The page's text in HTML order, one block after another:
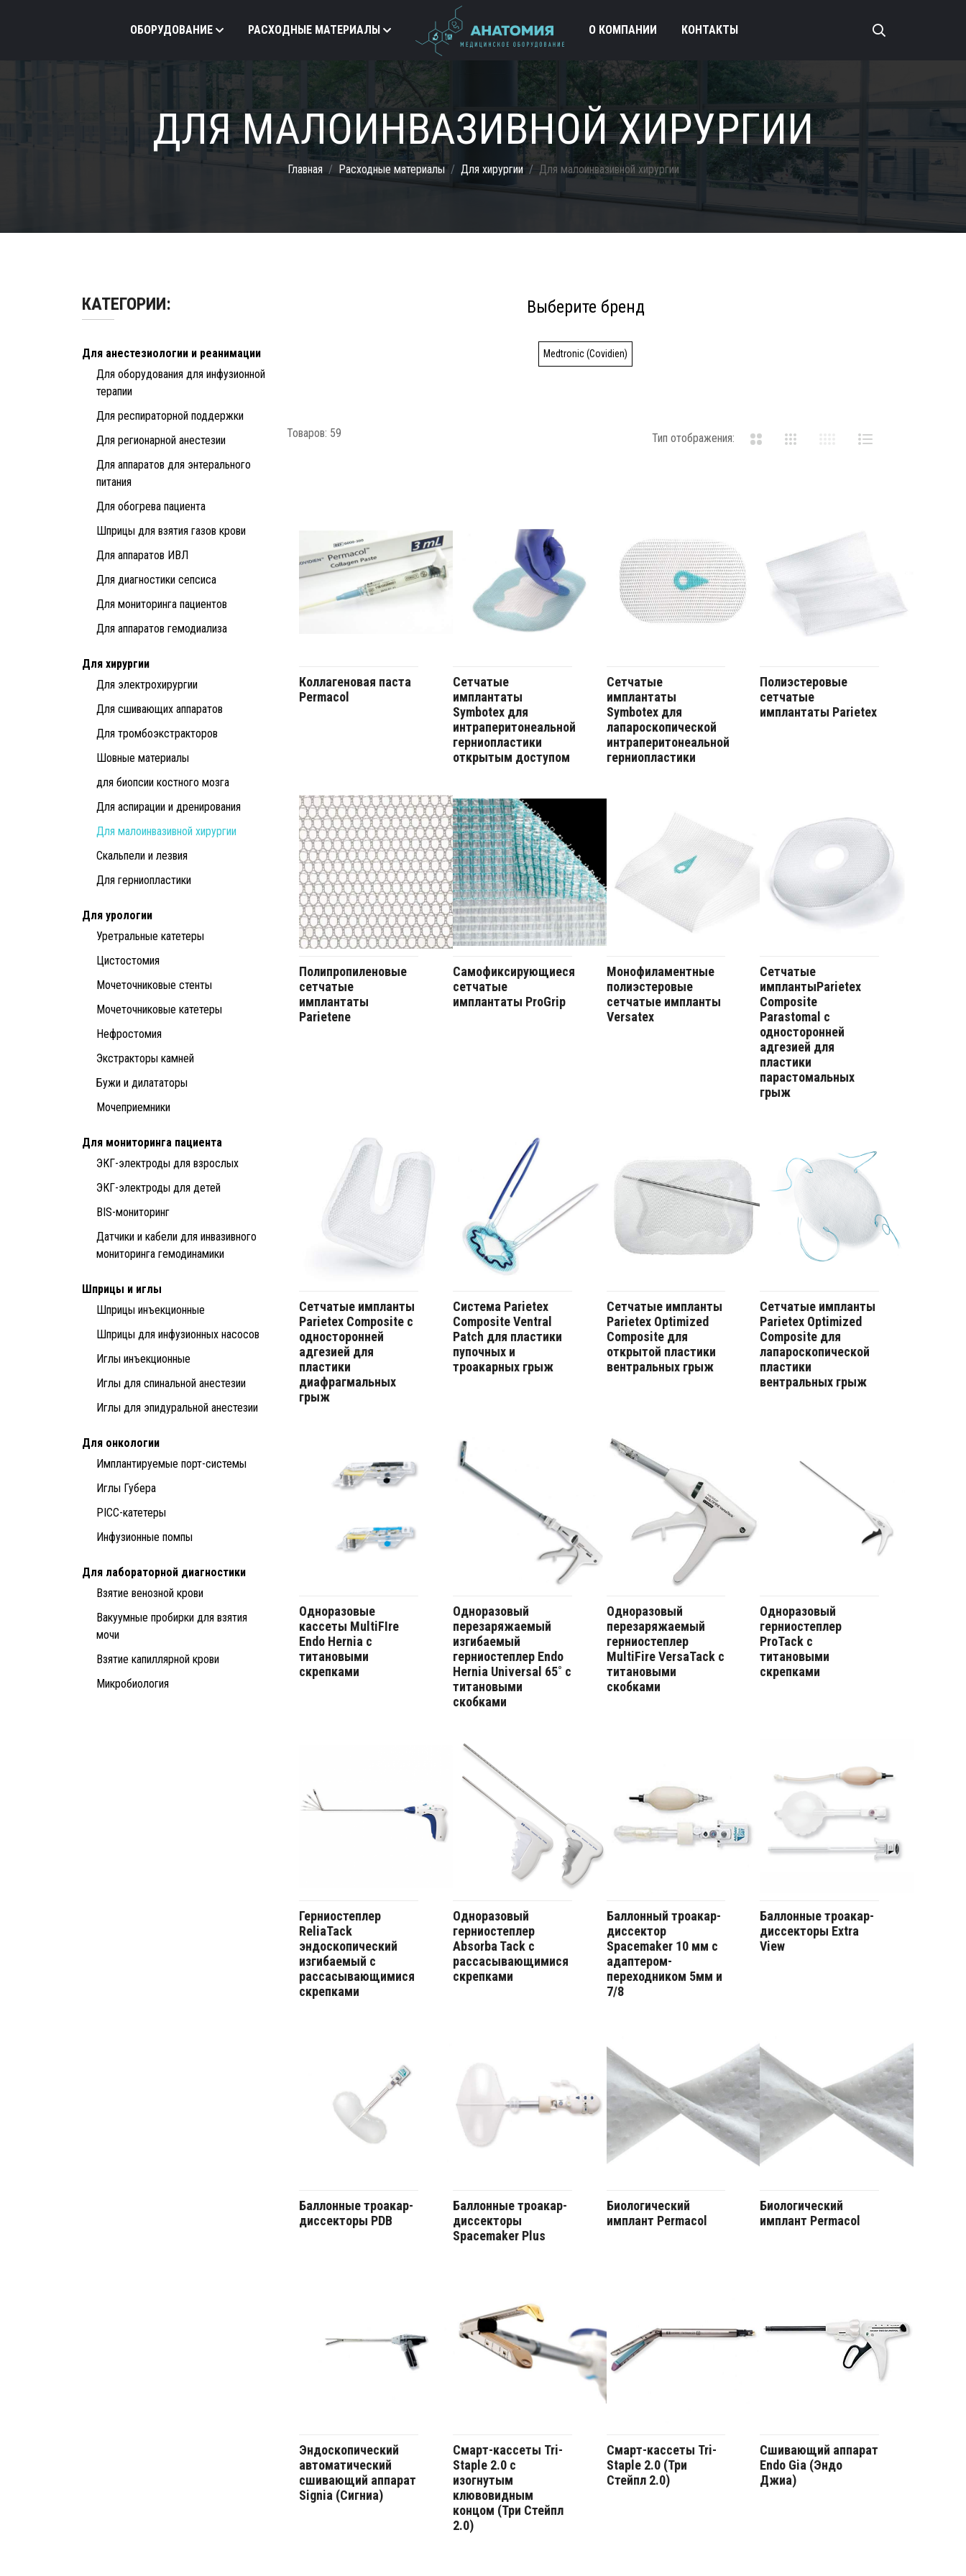
ОБОРУДОВАНИЕ РАСХОДНЫЕ МАТЕРИАЛЫ О КОМПАНИИ КОНТАКТЫ
ДЛЯ МАЛОИНВАЗИВНОЙ ХИРУРГИИ
Главная Расходные материалы Для хирургии Для малоинвазивной хирургии
КАТЕГОРИИ:
Для анестезиологии и реанимации
Для оборудования для инфузионной
терапии
Для респираторной поддержки
Для регионарной анестезии
Для аппаратов для энтерального
питания
Для обогрева пациента
Шприцы для взятия газов крови
Для аппаратов ИВЛ
Для диагностики сепсиса
Для мониторинга пациентов
Для аппаратов гемодиализа
Для хирургии
Для электрохирургии
Для сшивающих аппаратов
Для тромбоэкстракторов
Шовные материалы
для биопсии костного мозга
Для аспирации и дренирования
Для малоинвазивной хирургии
Скальпели и лезвия
Для герниопластики
Для урологии
Уретральные катетеры
Цистостомия
Мочеточниковые стенты
Мочеточниковые катетеры
Нефростомия
Экстракторы камней
Бужи и дилататоры
Мочеприемники
Для мониторинга пациента
ЭКГ-электроды для взрослых
ЭКГ-электроды для детей
BIS-мониторинг
Датчики и кабели для инвазивного
мониторинга гемодинамики
Шприцы и иглы
Шприцы инъекционные
Шприцы для инфузионных насосов
Иглы инъекционные
Иглы для спинальной анестезии
Иглы для эпидуральной анестезии
Для онкологии
Имплантируемые порт-системы
Иглы Губера
PICC-катетеры
Инфузионные помпы
Для лабораторной диагностики
Взятие венозной крови
Вакуумные пробирки для взятия
мочи
Взятие капиллярной крови
Микробиология
Выберите бренд
Medtronic (Covidien)
Товаров: 59 Тип отображения:
Коллагеновая паста
Permacol
Сетчатые
имплантаты
Symbotex для
интраперитонеальной
герниопластики
открытым доступом
Сетчатые
имплантаты
Symbotex для
лапароскопической
интраперитонеальной
герниопластики
Полиэстеровые
сетчатые
имплантаты Parietex
Полипропиленовые
сетчатые
имплантаты
Parietene
Самофиксирующиеся
сетчатые
имплантаты ProGrip
Монофиламентные
полиэстеровые
сетчатые импланты
Versatex
Сетчатые
имплантыParietex
Composite
Parastomal с
односторонней
адгезией для
пластики
парастомальных
грыж
Сетчатые импланты
Parietex Composite с
односторонней
адгезией для
пластики
диафрагмальных
грыж
Система Parietex
Composite Ventral
Patch для пластики
пупочных и
троакарных грыж
Сетчатые импланты
Parietex Optimized
Composite для
открытой пластики
вентральных грыж
Сетчатые импланты
Parietex Optimized
Composite для
лапароскопической
пластики
вентральных грыж
Одноразовые
кассеты MultiFIre
Endo Hernia с
титановыми
скрепками
Одноразовый
перезаряжаемый
изгибаемый
герниостеплер Endo
Hernia Universal 65˚ с
титановыми
скобками
Одноразовый
перезаряжаемый
герниостеплер
MultiFire VersaTack с
титановыми
скобками
Одноразовый
герниостеплер
ProTack с
титановыми
скрепками
Герниостеплер
ReliaTack
эндоскопический
изгибаемый с
рассасывающимися
скрепками
Одноразовый
герниостеплер
Absorba Tack с
рассасывающимися
скрепками
Баллонный троакар-
диссектор
Spacemaker 10 мм с
адаптером-
переходником 5мм и
7/8
Баллонные троакар-
диссекторы Extra
View
Баллонные троакар-
диссекторы PDB
Баллонные троакар-
диссекторы
Spacemaker Plus
Биологический
имплант Permacol
Биологический
имплант Permacol
Эндоскопический
автоматический
сшивающий аппарат
Signia (Сигниа)
Смарт-кассеты Tri-
Staple 2.0 с
изогнутым
клювовидным
концом (Три Стейпл
2.0)
Смарт-кассеты Tri-
Staple 2.0 (Три
Стейпл 2.0)
Сшивающий аппарат
Endo Gia (Эндо
Джиа)